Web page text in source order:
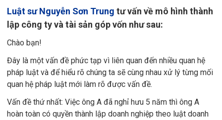
Luật sư Nguyễn Sơn Trung tư vấn về mô hình thành
lập công ty và tài sản góp vốn như sau:
Chào bạn!
Đây là một vấn đề phức tạp vì liên quan đến nhiều quan hệ
pháp luật và để hiểu rõ chúng ta sẽ cùng nhau xử lý từng mối
quan hệ pháp luật mới làm rõ được vấn đề.
Vấn đề thứ nhất: Việc ông A đã nghỉ hưu 5 năm thì ông A
hoàn toàn có quyền thành lập doanh nghiệp theo luật doanh